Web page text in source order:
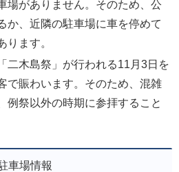
場がありません。そのため、公
か、近隣の駐車場に車を停めて
ります。
二木島祭」が行われる11月3日を
で賑わいます。そのため、混雑
例祭以外の時期に参拝すること
車場情報